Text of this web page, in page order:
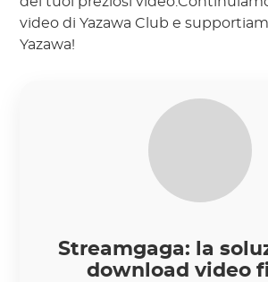
video di Yazawa Club e
Yazawa!
Streamgaga: la
download video